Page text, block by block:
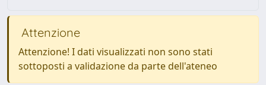
Attenzione
Attenzione! I dati visualizzati non sono stati
sottoposti a validazione da parte dell'ateneo